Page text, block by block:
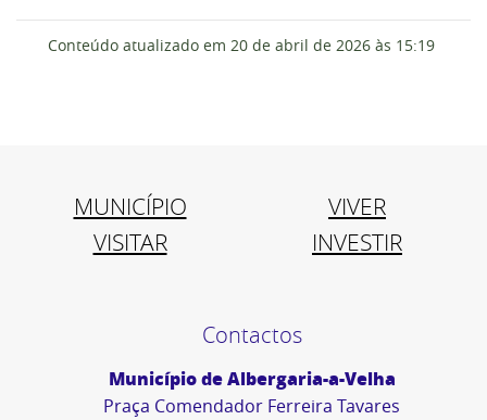
Conteúdo atualizado em 20 de abril de 2026 às 15:19
MUNICÍPIO
VIVER
VISITAR
INVESTIR
Contactos
Município de Albergaria-a-Velha
Praça Comendador Ferreira Tavares